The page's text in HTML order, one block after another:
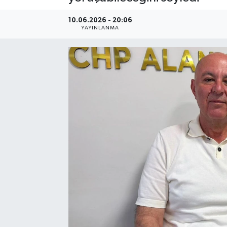
10.06.2026 - 20:06
YAYINLANMA